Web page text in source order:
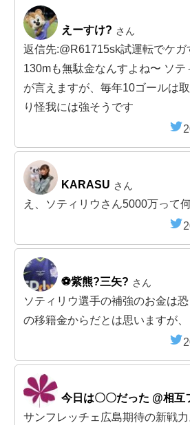
えーすけ? さん
返信先:@R61715sk試運転でケ
130mも無駄金なんすよね〜 ソテ
が言えますが、毎年10ゴールは
り怪我には強そうです
KARASU さん
え、ソティリウさん5000万って
⚽紫熊?三矢? さん
ソティリウ選手の補強のお金は
の移籍金からだとは思いますが、
今日は〇〇だった @相互
サンフレッチェ広島期待の新戦力